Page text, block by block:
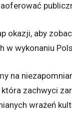
okazji, aby
w wykonaniu
na
zachwyci
wrażeń